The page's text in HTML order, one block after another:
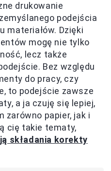
drukowanie
podejścia
materiałów. Dzięki
mogę nie tylko
lecz także
Bez względu
do pracy, czy
to podejście zawsze
a ja czuję się lepiej,
zarówno papier, jak i
cię takie tematy,
składania korekty